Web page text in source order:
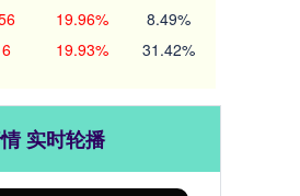
19.96% 8.49%
19.93% 31.42%
实时轮播